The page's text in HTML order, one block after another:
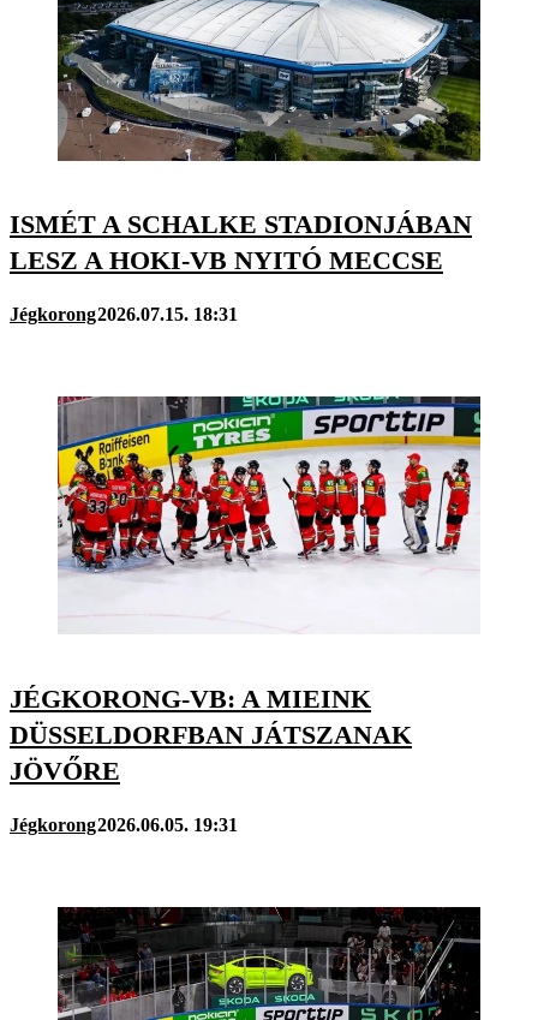
ISMÉT A SCHALKE STADIONJÁBAN
LESZ A HOKI-VB NYITÓ MECCSE
Jégkorong2026.07.15. 18:31
JÉGKORONG-VB: A MIEINK
DÜSSELDORFBAN JÁTSZANAK
JÖVŐRE
Jégkorong2026.06.05. 19:31